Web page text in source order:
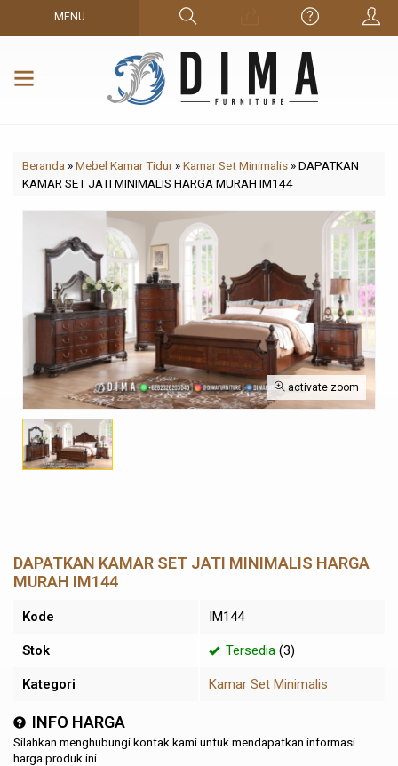
MENU
Beranda »Mebel Kamar Tidur»Kamar Set Minimalis »DAPATKAN
KAMAR SET JATI MINIMALIS HARGA MURAH IM144
activate zoom
DAPATKAN KAMAR SET JATI MINIMALIS HARGA
MURAH IM144
Kode IM144
Stok Tersedia (3)
Kategori Kamar Set Minimalis
INFO HARGA
Silahkan menghubungi kontak kami untuk mendapatkan informasi
harga produk ini.